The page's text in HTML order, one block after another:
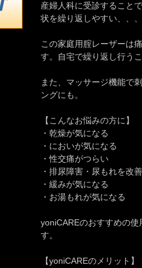
産婦人科に受診すること
状を繰り返しやすい、、
この家庭用腟レーザーは
す。自宅で繰り返し行う
また、マッサージ機能で
ングにも。
【こんなお悩みの方に】
・乾燥が気になる
・においが気になる
・性交痛がつらい
・排尿障害・尿もれを改
・緩みが気になる
・お湯もれが気になる
yoniCAREのおすすめの
す。
【yoniCAREのメリット】